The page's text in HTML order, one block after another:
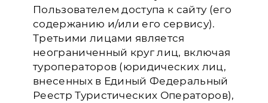
Пользователем доступа к сайту (его
содержанию и/или его сервису).
Третьими лицами является
неограниченный круг лиц, включая
туроператоров (юридических лиц,
внесенных в Единый Федеральный
Реестр Туристических Операторов),